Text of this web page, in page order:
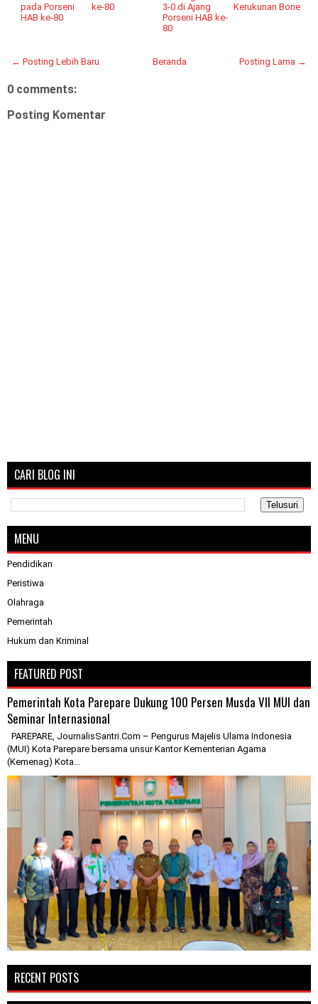
pada Porseni
HAB ke-80
ke-80
3-0 di Ajang
Porseni HAB ke-
80
Kerukunan Bone
← Posting Lebih Baru Posting Lama →
Beranda
0 comments:
Posting Komentar
CARI BLOG INI
MENU
Pendidikan
Peristiwa
Olahraga
Pemerintah
Hukum dan Kriminal
FEATURED POST
Pemerintah Kota Parepare Dukung 100 Persen Musda VII MUI dan
Seminar Internasional
PAREPARE, JournalisSantri.Com – Pengurus Majelis Ulama Indonesia
(MUI) Kota Parepare bersama unsur Kantor Kementerian Agama
(Kemenag) Kota...
RECENT POSTS